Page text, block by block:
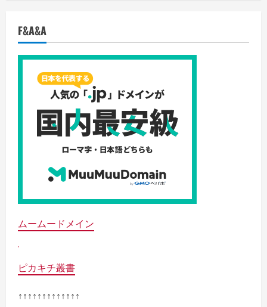
F&A&A
ムームードメイン
ピカキチ叢書
↑↑↑↑↑↑↑↑↑↑↑↑↑